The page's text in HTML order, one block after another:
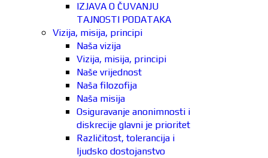
IZJAVA O ČUVANJU
TAJNOSTI PODATAKA
Vizija, misija, principi
Naša vizija
Vizija, misija, principi
Naše vrijednost
Naša filozofija
Naša misija
Osiguravanje anonimnosti i
diskrecije glavni je prioritet
Različitost, tolerancija i
ljudsko dostojanstvo